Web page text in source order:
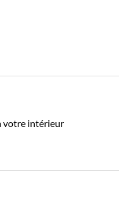
votre intérieur